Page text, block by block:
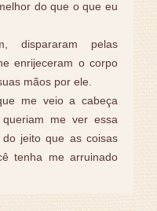
do que o que eu
dispararam pelas
enrijeceram o corpo
mãos por ele.
me veio a cabeça
me ver essa
do jeito que as coisas
tenha me arruinado